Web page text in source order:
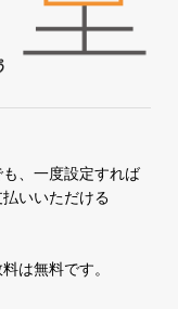
、一度設定すれば
いいただける
は無料です。